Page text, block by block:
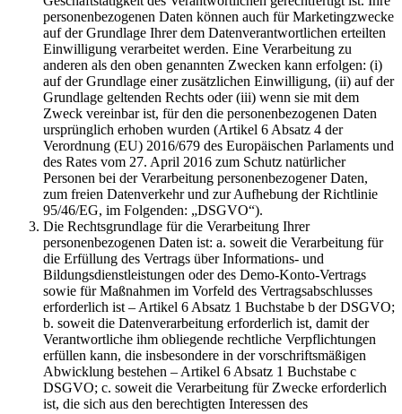
personenbezogenen Daten können auch für Marketingzwecke
auf der Grundlage Ihrer dem Datenverantwortlichen erteilten
Einwilligung verarbeitet werden. Eine Verarbeitung zu
anderen als den oben genannten Zwecken kann erfolgen: (i)
auf der Grundlage einer zusätzlichen Einwilligung, (ii) auf der
Grundlage geltenden Rechts oder (iii) wenn sie mit dem
Zweck vereinbar ist, für den die personenbezogenen Daten
ursprünglich erhoben wurden (Artikel 6 Absatz 4 der
Verordnung (EU) 2016/679 des Europäischen Parlaments und
des Rates vom 27. April 2016 zum Schutz natürlicher
Personen bei der Verarbeitung personenbezogener Daten,
zum freien Datenverkehr und zur Aufhebung der Richtlinie
95/46/EG, im Folgenden: „DSGVO“).
Die Rechtsgrundlage für die Verarbeitung Ihrer
personenbezogenen Daten ist: a. soweit die Verarbeitung für
die Erfüllung des Vertrags über Informations- und
Bildungsdienstleistungen oder des Demo-Konto-Vertrags
sowie für Maßnahmen im Vorfeld des Vertragsabschlusses
erforderlich ist – Artikel 6 Absatz 1 Buchstabe b der DSGVO;
b. soweit die Datenverarbeitung erforderlich ist, damit der
Verantwortliche ihm obliegende rechtliche Verpflichtungen
erfüllen kann, die insbesondere in der vorschriftsmäßigen
Abwicklung bestehen – Artikel 6 Absatz 1 Buchstabe c
DSGVO; c. soweit die Verarbeitung für Zwecke erforderlich
ist, die sich aus den berechtigten Interessen des